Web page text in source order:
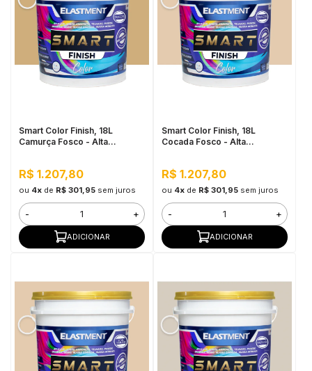
Smart Color Finish, 18L
Camurça Fosco - Alta
R$ 1.207,80
ou 4xde R$ 301,95 sem juros
- +
ADICIONAR
Smart Color Finish, 18L
Cocada Fosco - Alta
R$ 1.207,80
ou 4xde R$ 301,95 sem juros
- +
ADICIONAR